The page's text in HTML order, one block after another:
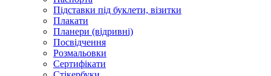
Підставки під буклети, візитки
Плакати
Планери (відривні)
Посвідчення
Розмальовки
Сертифікати